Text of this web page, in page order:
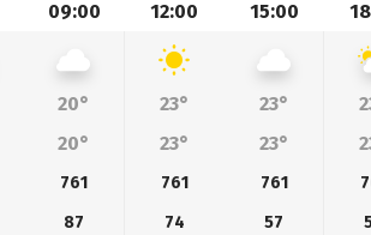
09:00 12:00 15:00
20° 23° 23°
20° 23° 23°
761 761 761
87 74 57